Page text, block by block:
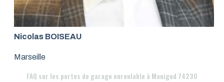
Nicolas BOISEAU
Marseille
FAQ sur les portes de garage enroulable à Manigod 74230